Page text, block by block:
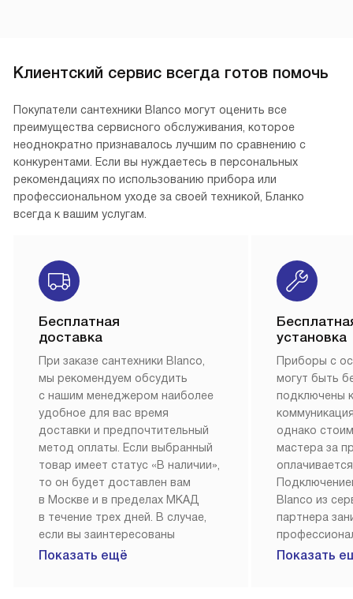
Клиентский сервис всегда готов помочь
Покупатели сантехники Blanco могут оценить все
преимущества сервисного обслуживания, которое
неоднократно признавалось лучшим по сравнению с
конкурентами. Если вы нуждаетесь в персональных
рекомендациях по использованию прибора или
профессиональном уходе за своей техникой, Бланко
всегда к вашим услугам.
Бесплатная
доставка
При заказе сантехники Blanco,
мы рекомендуем обсудить
с нашим менеджером наиболее
удобное для вас время
доставки и предпочтительный
метод оплаты. Если выбранный
товар имеет статус «В наличии»,
то он будет доставлен вам
в Москве и в пределах МКАД
в течение трех дней. В случае,
если вы заинтересованы
в товаре, который доступен
Показать ещё
установка
Приборы с
могут быть
подключены
однако
мастера за
Blanco из
партнера
Наш сервис
Показать